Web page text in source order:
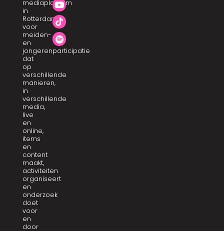
mediaplatform
in
Rotterdam
voor
meiden-
en
jongerenparticipatie
dat
op
verschillende
manieren,
in
verschillende
media,
live
en
online,
items
en
content
maakt,
activiteiten
organiseert
en
onderzoek
doet
voor
en
door